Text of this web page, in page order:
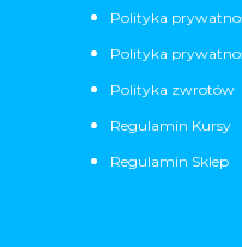
Polityka
Polityka
Polityka zwrotów
Regulamin Kursy
Regulamin Sklep